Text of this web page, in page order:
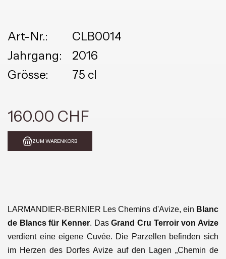
Art-Nr.:
CLB0014
Jahrgang:
2016
Grösse:
75 cl
160.00 CHF
ZUM WARENKORB
LARMANDIER-BERNIER Les Chemins d'Avize, ein Blanc
de Blancs für Kenner. DasGrand Cru Terroir von Avize
verdient eine eigene Cuvée. Die Parzellen befinden sich
im Herzen des Dorfes Avize auf den Lagen „Chemin de